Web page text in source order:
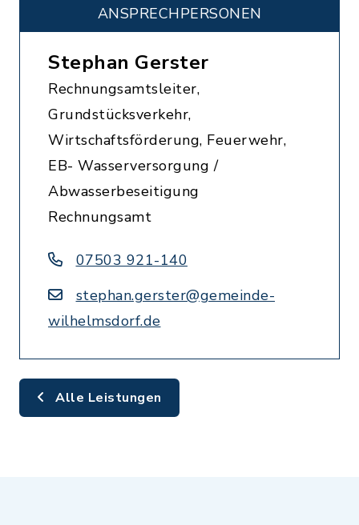
ANSPRECHPERSONEN
Stephan Gerster
Rechnungsamtsleiter,
Grundstücksverkehr,
Wirtschaftsförderung, Feuerwehr,
EB- Wasserversorgung /
Abwasserbeseitigung
Rechnungsamt
07503 921-140
stephan.gerster@gemeinde-
wilhelmsdorf.de
Alle Leistungen